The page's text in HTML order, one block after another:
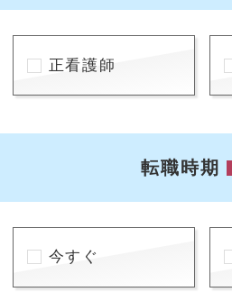
正看護師
転職時期
今すぐ